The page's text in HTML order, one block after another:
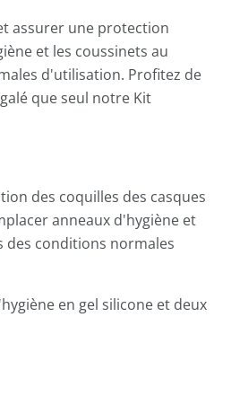
assurer une protection
et les coussinets au
d'utilisation. Profitez de
que seul notre Kit
des coquilles des casques
anneaux d'hygiène et
des conditions normales
en gel silicone et deux